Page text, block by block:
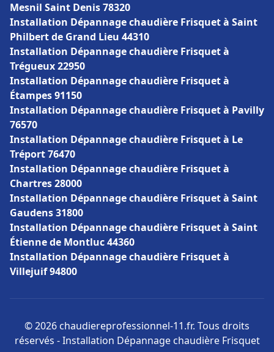
Mesnil Saint Denis 78320
Installation Dépannage chaudière Frisquet à Saint
Philbert de Grand Lieu 44310
Installation Dépannage chaudière Frisquet à
Trégueux 22950
Installation Dépannage chaudière Frisquet à
Étampes 91150
Installation Dépannage chaudière Frisquet à Pavilly
76570
Installation Dépannage chaudière Frisquet à Le
Tréport 76470
Installation Dépannage chaudière Frisquet à
Chartres 28000
Installation Dépannage chaudière Frisquet à Saint
Gaudens 31800
Installation Dépannage chaudière Frisquet à Saint
Étienne de Montluc 44360
Installation Dépannage chaudière Frisquet à
Villejuif 94800
© 2026 chaudiereprofessionnel-11.fr. Tous droits
réservés - Installation Dépannage chaudière Frisquet